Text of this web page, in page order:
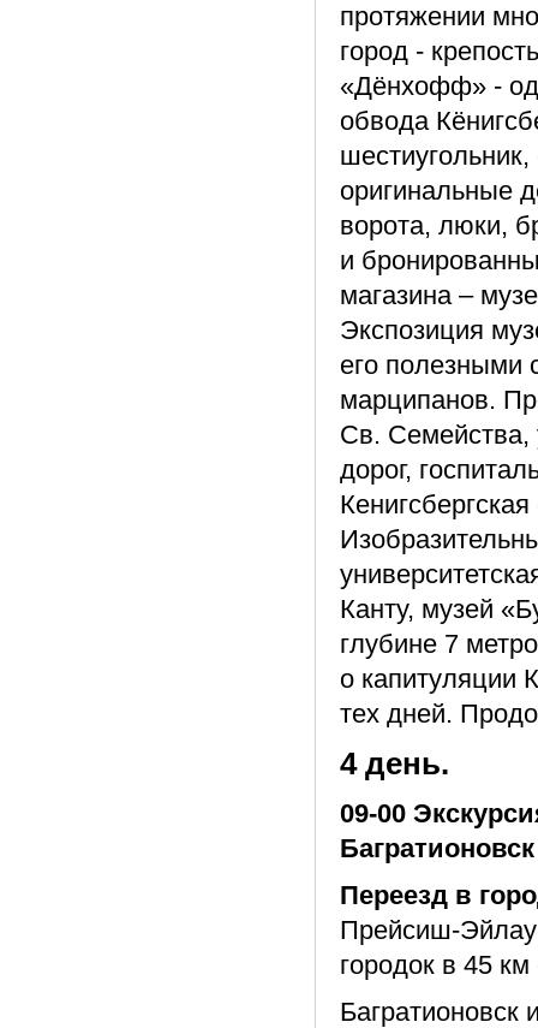
протяжении
город -
«Дёнхофф» -
обвода
оригинальные
ворота, люки,
и
магазина –
Экспозиция
его полезными
марципанов.
Св. Семейства,
дорог,
Канту, музей
глубине 7
о капитуляции
тех дней.
4 день.
09-00
Переезд в
Прейсиш-
городок в 45
Багратионовск